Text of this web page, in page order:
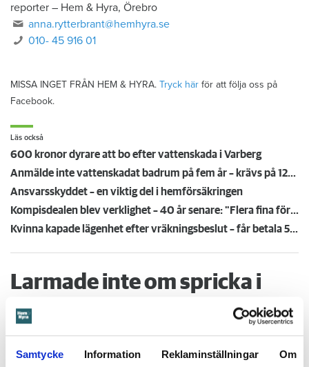
Samtycke Information Reklaminställningar Om
reporter – Hem & Hyra, Örebro
anna.rytterbrant@hemhyra.se
010- 45 916 01
MISSA INGET FRÅN HEM & HYRA. Tryck här för att följa oss på
Facebook.
Läs också
600 kronor dyrare att bo efter vattenskada i Varberg
Anmälde inte vattenskadat badrum på fem år – krävs på 125 000 kronor
Ansvarsskyddet – en viktig del i hemförsäkringen
Kompisdealen blev verklighet – 40 år senare: "Flera fina fördelar med att dela bostad"
Kvinna kapade lägenhet efter vräkningsbeslut – får betala 50 000
Larmade inte om spricka i
duschen – vräks efter 30 år
BÅSTAD
Hyresgästen larmade inte om en spricka i